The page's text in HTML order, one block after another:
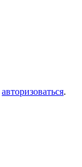
авторизоваться.